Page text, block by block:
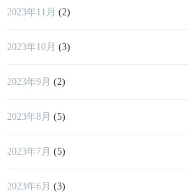
2023年11月 (2)
2023年10月 (3)
2023年9月 (2)
2023年8月 (5)
2023年7月 (5)
2023年6月 (3)